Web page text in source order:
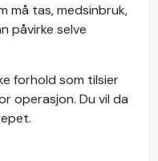
må tas, medsinbruk,
påvirke selve
forhold som tilsier
operasjon. Du vil da